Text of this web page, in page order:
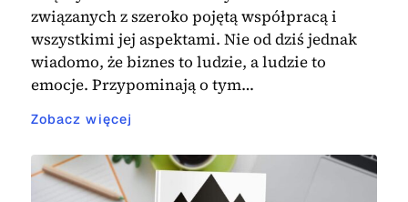
związanych z szeroko pojętą współpracą i
wszystkimi jej aspektami. Nie od dziś jednak
wiadomo, że biznes to ludzie, a ludzie to
emocje. Przypominają o tym…
Zobacz więcej